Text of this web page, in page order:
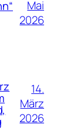
Mai
2026
14.
März
2026